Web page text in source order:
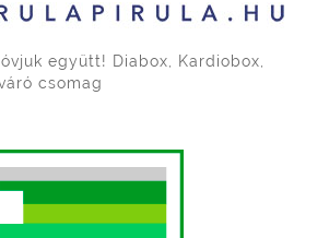
együtt! Diabox, Kardiobox,
csomag